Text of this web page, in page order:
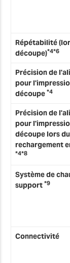
Répétabilité
découpe)*4*6
Précision de
pour
découpe *4
Précision de
pour
découpe lors du
rechargement
*4*8
Système de
support *9
Connectivité